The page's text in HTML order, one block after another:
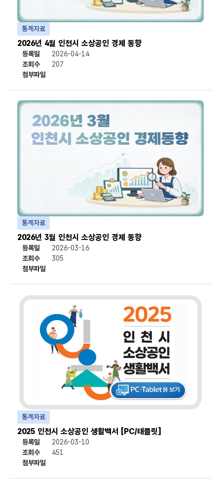
통계자료
2026년 4월 인천시 소상공인 경제 동향
등록일
2026-04-14
조회수
207
첨부파일
통계자료
2026년 3월 인천시 소상공인 경제 동향
등록일
2026-03-16
조회수
305
첨부파일
통계자료
2025 인천시 소상공인 생활백서 [PC/태블릿]
등록일
2026-03-10
조회수
451
첨부파일